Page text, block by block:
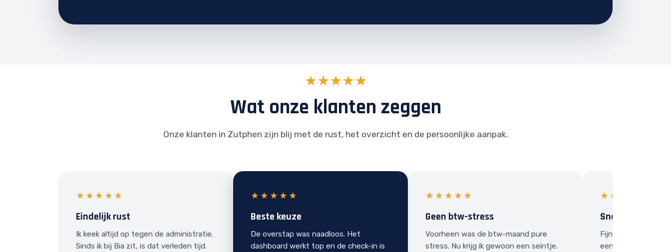
★★★★★
Wat onze klanten zeggen
Onze klanten in Zutphen zijn blij met de rust, het overzicht en de persoonlijke aanpak.
★★★★★
Eindelijk rust
Ik keek altijd op tegen de administratie.
Sinds ik bij Bia zit, is dat verleden tijd.
★★★★★
Beste keuze
De overstap was naadloos. Het
dashboard werkt top en de check-in is
★★★★★
Geen btw-stress
Voorheen was de btw-maand pure
stress. Nu krijg ik gewoon een seintje.
★★★★★
Snel contact
Fijn dat ik gewoon
een vraag heb.